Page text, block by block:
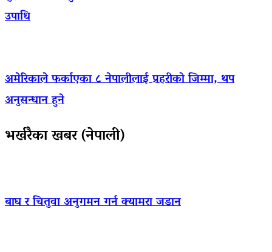
उपाधि
अमेरिकाले फर्काएका ८ नेपालीलाई प्रहरीको जिम्मा, थप
अनुसन्धान हुने
भर्खरैका खबर (नेपाली)
बाघ र चितुवा अनुगमन गर्न क्यामरा जडान